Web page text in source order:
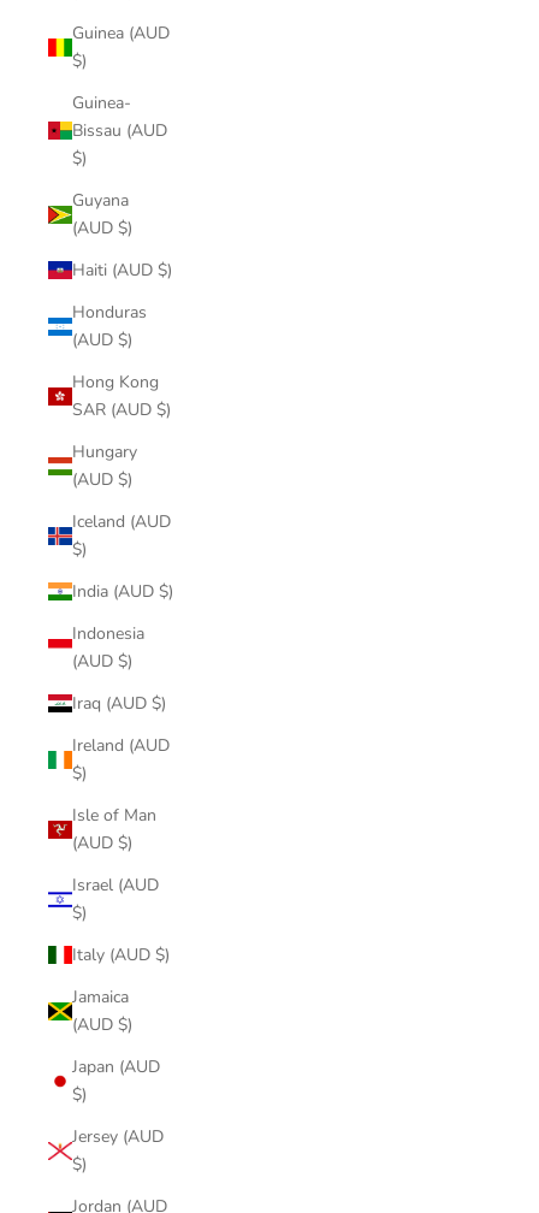
Guinea (AUD
$)
Guinea-
Bissau (AUD
$)
Guyana
(AUD $)
Haiti (AUD $)
Honduras
(AUD $)
Hong Kong
SAR (AUD $)
Hungary
(AUD $)
Iceland (AUD
$)
India (AUD $)
Indonesia
(AUD $)
Iraq (AUD $)
Ireland (AUD
$)
Isle of Man
(AUD $)
Israel (AUD
$)
Italy (AUD $)
Jamaica
(AUD $)
Japan (AUD
$)
Jersey (AUD
$)
Jordan (AUD